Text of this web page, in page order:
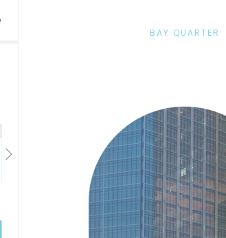
25 28
月
29
火
30
水
10 Oct
1
BAY QUARTER